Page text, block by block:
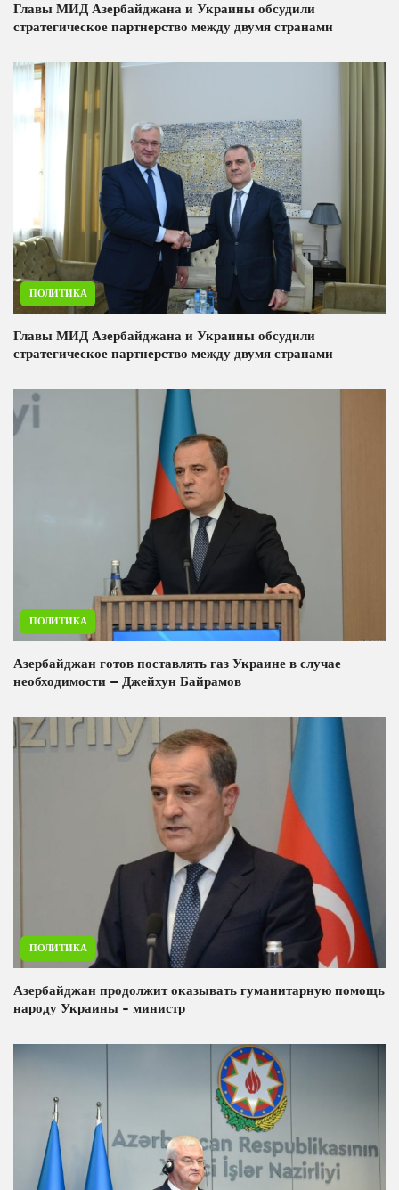
Главы МИД Азербайджана и Украины обсудили
стратегическое партнерство между двумя странами
ПОЛИТИКА
Главы МИД Азербайджана и Украины обсудили
стратегическое партнерство между двумя странами
ПОЛИТИКА
Азербайджан готов поставлять газ Украине в случае
необходимости – Джейхун Байрамов
ПОЛИТИКА
Азербайджан продолжит оказывать гуманитарную помощь
народу Украины - министр